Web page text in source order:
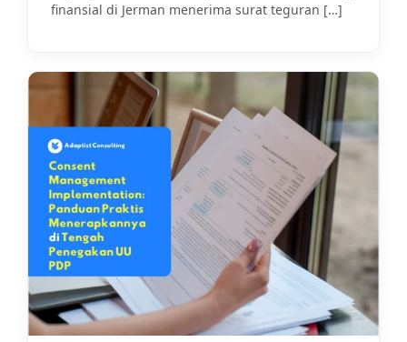
finansial di Jerman menerima surat teguran […]